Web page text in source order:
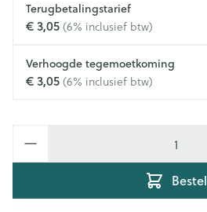
Terugbetalingstarief
€ 3,05(6% inclusief btw)
Verhoogde tegemoetkoming
€ 3,05(6% inclusief btw)
Bestel